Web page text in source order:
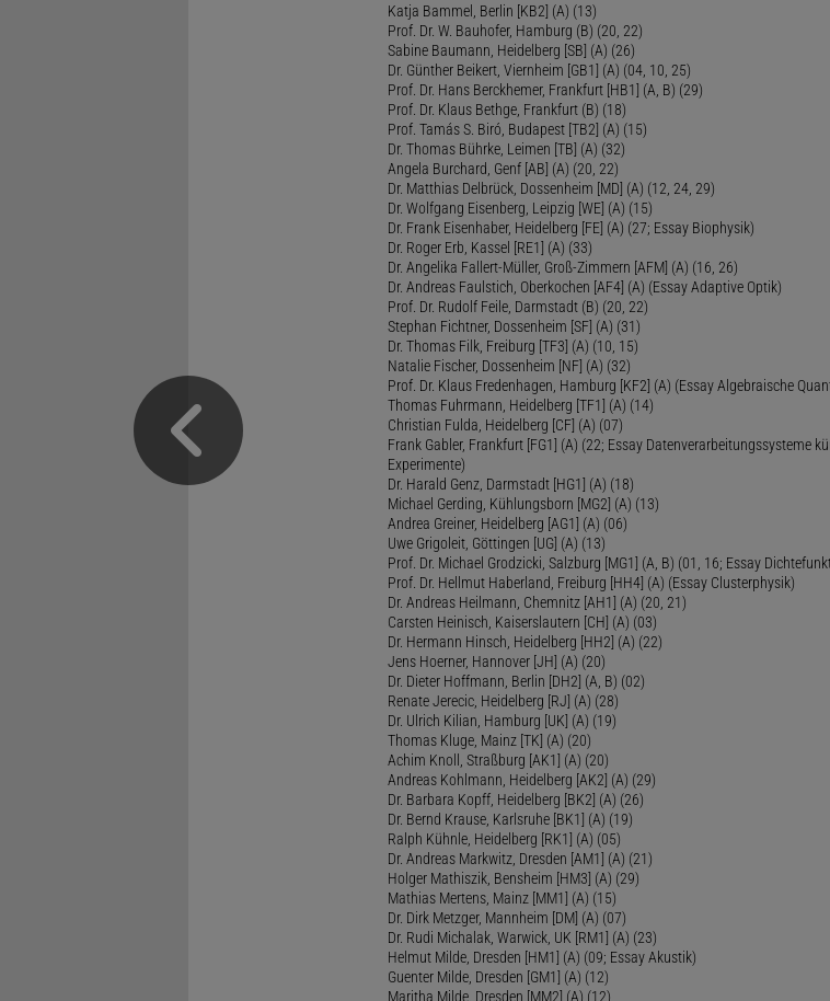
Katja Bammel, Berlin [KB2] (A) (13)
Prof. Dr. W. Bauhofer, Hamburg (B) (20, 22)
Sabine Baumann, Heidelberg [SB] (A) (26)
Dr. Günther Beikert, Viernheim [GB1] (A) (04, 10, 25)
Prof. Dr. Hans Berckhemer, Frankfurt [HB1] (A, B) (29)
Prof. Dr. Klaus Bethge, Frankfurt (B) (18)
Prof. Tamás S. Biró, Budapest [TB2] (A) (15)
Dr. Thomas Bührke, Leimen [TB] (A) (32)
Angela Burchard, Genf [AB] (A) (20, 22)
Dr. Matthias Delbrück, Dossenheim [MD] (A) (12, 24, 29)
Dr. Wolfgang Eisenberg, Leipzig [WE] (A) (15)
Dr. Frank Eisenhaber, Heidelberg [FE] (A) (27; Essay Biophysik)
Dr. Roger Erb, Kassel [RE1] (A) (33)
Dr. Angelika Fallert-Müller, Groß-Zimmern [AFM] (A) (16, 26)
Dr. Andreas Faulstich, Oberkochen [AF4] (A) (Essay Adaptive Optik)
Prof. Dr. Rudolf Feile, Darmstadt (B) (20, 22)
Stephan Fichtner, Dossenheim [SF] (A) (31)
Dr. Thomas Filk, Freiburg [TF3] (A) (10, 15)
Natalie Fischer, Dossenheim [NF] (A) (32)
Prof. Dr. Klaus Fredenhagen, Hamburg [KF2] (A) (Essay Algebraische
Thomas Fuhrmann, Heidelberg [TF1] (A) (14)
Christian Fulda, Heidelberg [CF] (A) (07)
Frank Gabler, Frankfurt [FG1] (A) (22; Essay Datenverarbeitungssysteme
Experimente)
Dr. Harald Genz, Darmstadt [HG1] (A) (18)
Michael Gerding, Kühlungsborn [MG2] (A) (13)
Andrea Greiner, Heidelberg [AG1] (A) (06)
Uwe Grigoleit, Göttingen [UG] (A) (13)
Prof. Dr. Michael Grodzicki, Salzburg [MG1] (A, B) (01, 16; Essay
Prof. Dr. Hellmut Haberland, Freiburg [HH4] (A) (Essay Clusterphysik)
Dr. Andreas Heilmann, Chemnitz [AH1] (A) (20, 21)
Carsten Heinisch, Kaiserslautern [CH] (A) (03)
Dr. Hermann Hinsch, Heidelberg [HH2] (A) (22)
Jens Hoerner, Hannover [JH] (A) (20)
Dr. Dieter Hoffmann, Berlin [DH2] (A, B) (02)
Renate Jerecic, Heidelberg [RJ] (A) (28)
Dr. Ulrich Kilian, Hamburg [UK] (A) (19)
Thomas Kluge, Mainz [TK] (A) (20)
Achim Knoll, Straßburg [AK1] (A) (20)
Andreas Kohlmann, Heidelberg [AK2] (A) (29)
Dr. Barbara Kopff, Heidelberg [BK2] (A) (26)
Dr. Bernd Krause, Karlsruhe [BK1] (A) (19)
Ralph Kühnle, Heidelberg [RK1] (A) (05)
Dr. Andreas Markwitz, Dresden [AM1] (A) (21)
Holger Mathiszik, Bensheim [HM3] (A) (29)
Mathias Mertens, Mainz [MM1] (A) (15)
Dr. Dirk Metzger, Mannheim [DM] (A) (07)
Dr. Rudi Michalak, Warwick, UK [RM1] (A) (23)
Helmut Milde, Dresden [HM1] (A) (09; Essay Akustik)
Guenter Milde, Dresden [GM1] (A) (12)
Maritha Milde, Dresden [MM2] (A) (12)